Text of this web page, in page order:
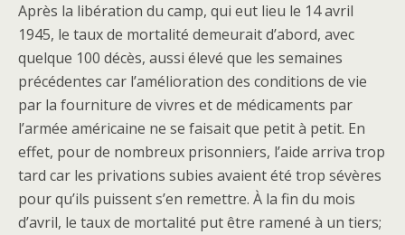
Après la libération du camp, qui eut lieu le 14 avril
1945, le taux de mortalité demeurait d’abord, avec
quelque 100 décès, aussi élevé que les semaines
précédentes car l’amélioration des conditions de vie
par la fourniture de vivres et de médicaments par
l’armée américaine ne se faisait que petit à petit. En
effet, pour de nombreux prisonniers, l’aide arriva trop
tard car les privations subies avaient été trop sévères
pour qu’ils puissent s’en remettre. À la fin du mois
d’avril, le taux de mortalité put être ramené à un tiers;